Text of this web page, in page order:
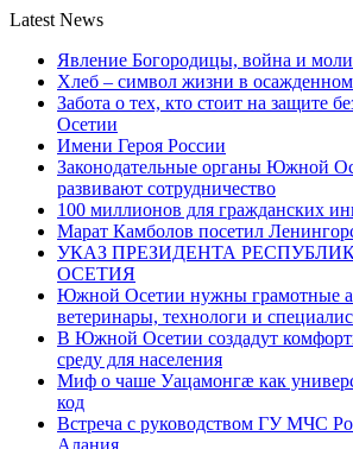
Latest News
Явление Богородицы, война и
Хлеб – символ жизни в
Забота о тех, кто стоит на защите
Осетии
Имени Героя России
Законодательные органы Южной
развивают сотрудничество
100 миллионов для гражданских
Марат Камболов посетил
УКАЗ ПРЕЗИДЕНТА
ОСЕТИЯ
Южной Осетии нужны грамотные
ветеринары, технологи и
В Южной Осетии создадут
среду для населения
Миф о чаше Уацамонгæ как
код
Встреча с руководством ГУ МЧС
Алания